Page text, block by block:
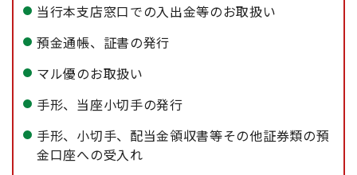
当行本支店窓口での入出金等のお取扱い
預金通帳、証書の発行
マル優のお取扱い
手形、当座小切手の発行
手形、小切手、配当金領収書等その他証券類の預
金口座への受入れ